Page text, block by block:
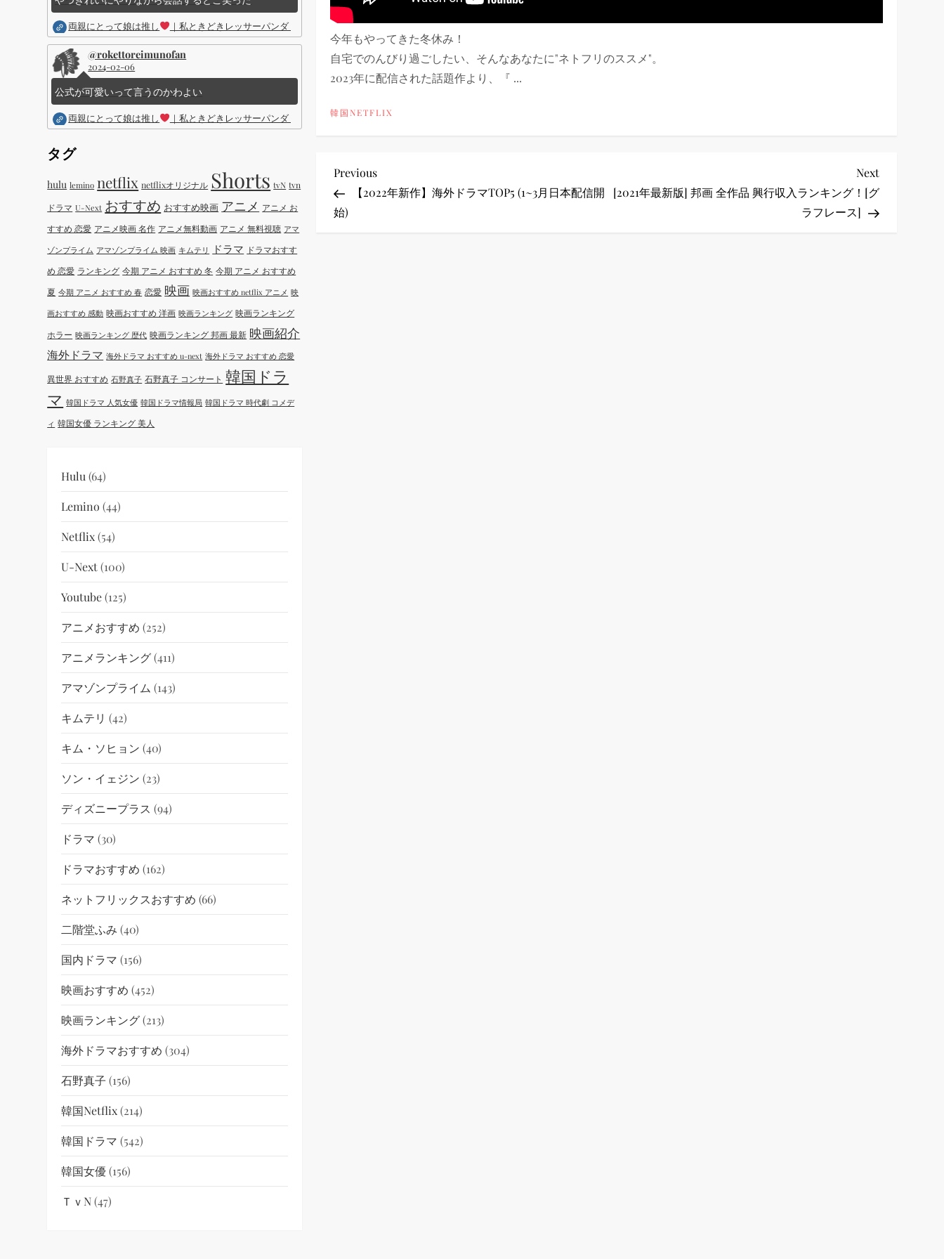
今年もやってきた冬休み！
自宅でのんびり過ごしたい、そんなあなたに"ネトフリのススメ"。
2023年に配信された話題作より、『 ...
韓国NETFLIX
投
稿
Previous
Post
Previous
【2022年新作】海外ドラマTOP5 (1~3月日本配信開
始)
Next
Post
Next
[2021年最新版] 邦画 全作品 興行収入ランキング！[グ
ラフレース]
両親にとって娘は推し ｜私ときどきレッサーパンダ ｜Disney (ディズニープラス）
@rokettoreimunofan
2024-02-06
公式が可愛いって言うのかわよい
両親にとって娘は推し ｜私ときどきレッサーパンダ ｜Disney (ディズニープラス）
タグ
hulu lemino netflix netflixオリジナル Shorts tvN tvn
ドラマ U-Next おすすめ おすすめ映画 アニメ アニメ お
すすめ 恋愛 アニメ映画 名作 アニメ無料動画 アニメ 無料視聴 アマ
ゾンプライム アマゾンプライム 映画 キムテリ ドラマ ドラマおすす
め 恋愛 ランキング 今期 アニメ おすすめ 冬 今期 アニメ おすすめ
夏 今期 アニメ おすすめ 春 恋愛 映画 映画おすすめ netflix アニメ 映
画おすすめ 感動 映画おすすめ 洋画 映画ランキング 映画ランキング
ホラー 映画ランキング 歴代 映画ランキング 邦画 最新 映画紹介
海外ドラマ 海外ドラマ おすすめ u-next 海外ドラマ おすすめ 恋愛
異世界 おすすめ 石野真子 石野真子 コンサート 韓国ドラ
マ 韓国ドラマ 人気女優 韓国ドラマ情報局 韓国ドラマ 時代劇 コメデ
ィ 韓国女優 ランキング 美人
Hulu (64)
Lemino (44)
Netflix(54)
U-Next(100)
Youtube(125)
アニメおすすめ (252)
アニメランキング(411)
アマゾンプライム (143)
キムテリ (42)
キム・ソヒョン (40)
ソン・イェジン (23)
ディズニープラス (94)
ドラマ (30)
ドラマおすすめ (162)
ネットフリックスおすすめ (66)
二階堂ふみ (40)
国内ドラマ (156)
映画おすすめ (452)
映画ランキング(213)
海外ドラマおすすめ (304)
石野真子 (156)
韓国netflix(214)
韓国ドラマ (542)
韓国女優(156)
ＴｖN(47)